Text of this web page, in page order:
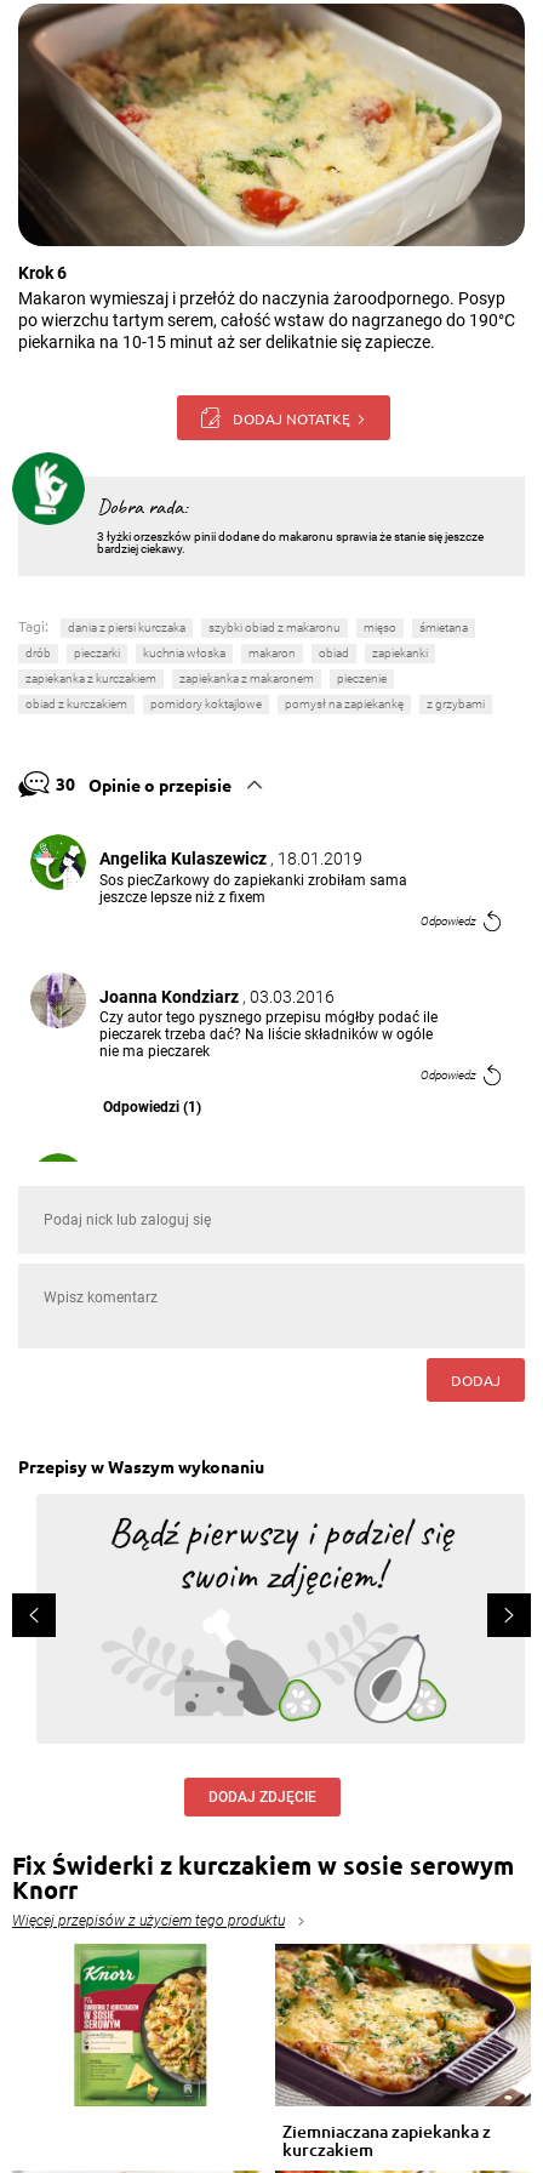
Krok 6
Makaron wymieszaj i przełóż do naczynia żaroodpornego. Posyp
po wierzchu tartym serem, całość wstaw do nagrzanego do 190°C
piekarnika na 10-15 minut aż ser delikatnie się zapiecze.
DODAJ NOTATKĘ
Dobra rada:
3 łyżki orzeszków pinii dodane do makaronu sprawia że stanie się jeszcze
bardziej ciekawy.
Tagi: dania z piersi kurczaka szybki obiad z makaronu mięso
śmietana
drób
pieczarki kuchnia włoska makaron obiad
zapiekanki
zapiekanka z kurczakiem
zapiekanka z makaronem
pieczenie
obiad z kurczakiem
pomidory koktajlowe pomysł na zapiekankę z grzybami
30 Opinie o przepisie
Angelika Kulaszewicz , 18.01.2019
Sos piecZarkowy do zapiekanki zrobiłam sama
jeszcze lepsze niż z fixem
Odpowiedz
Joanna Kondziarz , 03.03.2016
Czy autor tego pysznego przepisu mógłby podać ile
pieczarek trzeba dać? Na liście składników w ogóle
nie ma pieczarek
Odpowiedz
Odpowiedzi (1)
monika bieniek
Lidia Pruska, 22.10.2015
, 22.10.2015
Odpowiedz
Błazej Nowaczynski, 21.10.2015
Zofia Krystyna robi podobne fantazje. Czasem mają
dziwny smak, bo kombinacje składników i smaków
sa dziwne - ale nigdy nic nie zostaje.
Odpowiedz
Monika Misztur , 21.10.2015
Błazej Nowaczynski czekam na tę zapiekankę w
Twoim wydaniu :)
DODAJ
Przepisy w Waszym wykonaniu
DODAJ ZDJĘCIE
Fix Świderki z kurczakiem w sosie serowym
Knorr
Więcej przepisów z użyciem tego produktu
Ziemniaczana zapiekanka z
kurczakiem